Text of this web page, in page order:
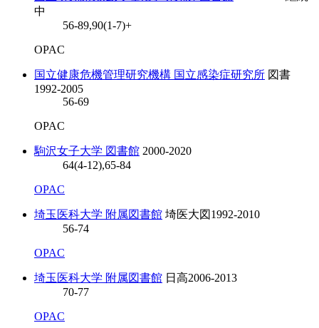
中
56-89,90(1-7)+
OPAC
国立健康危機管理研究機構 国立感染症研究所 図書
1992-2005
56-69
OPAC
駒沢女子大学 図書館 2000-2020
64(4-12),65-84
OPAC
埼玉医科大学 附属図書館 埼医大図 1992-2010
56-74
OPAC
埼玉医科大学 附属図書館 日高2006-2013
70-77
OPAC